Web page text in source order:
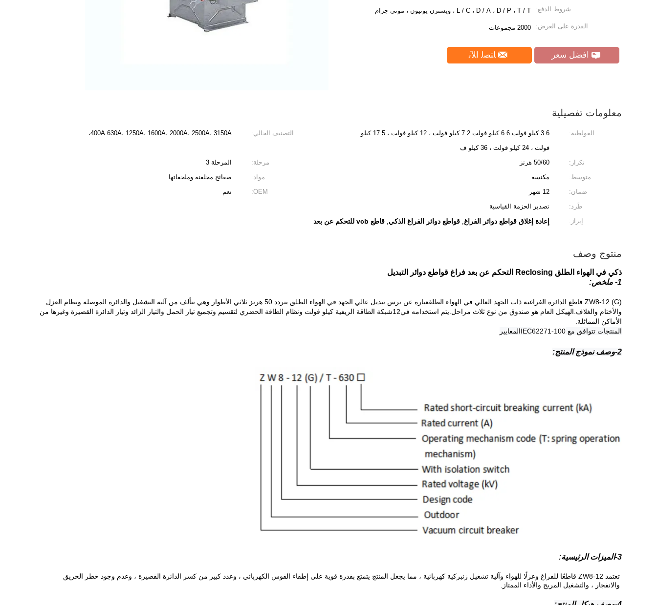
شروط الدفع: L / C ، D / A ، D / P ، T / T ، ويسترن يونيون ، موني جرام
القدرة على العرض: 2000 مجموعات
افضل سعر ﺎﺘﺼﻟ ﺍﻶﻧ
معلومات تفصيلية
الفولطية:
3.6 كيلو فولت 6.6 كيلو فولت 7.2 كيلو فولت ، 12 كيلو فولت ، 17.5 كيلو
فولت ، 24 كيلو فولت ، 36 كيلو ف
التصنيف الحالي: 400A 630A، 1250A، 1600A، 2000A، 2500A، 3150A،
تكرار: 50/60 هرتز مرحلة:
المرحلة 3
متوسط:
مكنسة مواد:
صفائح مجلفنة وملحقاتها
ضمان:
12 شهر OEM:
نعم
طَرد:
تصدير الحزمة القياسية
إبراز:
إعادة إغلاق قواطع دوائر الفراغ, قواطع دوائر الفراغ الذكي, قاطع vcb للتحكم عن بعد
منتوج وصف
ذكي في الهواء الطلق Reclosing التحكم عن بعد فراغ قواطع دوائر التبديل
1- ملخص:
ZW8-12 (G) قاطع الدائرة الفراغية ذات الجهد العالي في الهواء الطلق
عبارة عن ترس تبديل عالي الجهد في الهواء الطلق بتردد 50 هرتز ثلاثي الأطوار.وهي تتألف من آلية التشغيل والدائرة الموصلة ونظام العزل
والأختام والغلاف.الهيكل العام هو صندوق من نوع ثلاث مراحل.يتم استخدامه في12شبكة الطاقة الريفية كيلو فولت ونظام الطاقة الحضري لتقسيم وتجميع تيار الحمل والتيار الزائد وتيار الدائرة القصيرة وغيرها من
الأماكن المماثلة.
المنتجات تتوافق مع IEC 62271-100 المعايير
2-وصف نموذج المنتج:
3-الميزات الرئيسية:
تعتمد ZW8-12 قاطعًا للفراغ وعزلًا للهواء وآلية تشغيل زنبركية كهربائية ، مما يجعل المنتج يتمتع بقدرة قوية على إطفاء القوس الكهربائي ، وعدد كبير من كسر الدائرة القصيرة ، وعدم وجود خطر الحريق
والانفجار ، والتشغيل المريح والأداء الممتاز.